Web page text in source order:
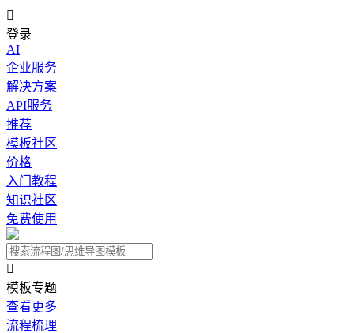

登录
AI
企业服务
解决方案
API服务
推荐
模板社区
价格
入门教程
知识社区
免费使用

模板专题
查看更多
流程梳理